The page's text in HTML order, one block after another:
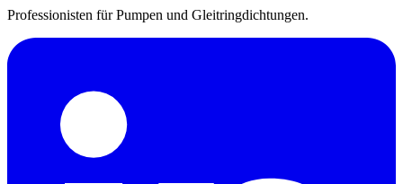
Professionisten für Pumpen und Gleitringdichtungen.